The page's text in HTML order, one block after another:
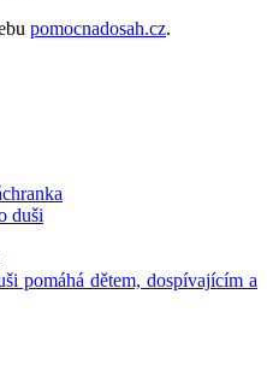
pomocnadosah.cz.
duši
pomáhá dětem, dospívajícím a